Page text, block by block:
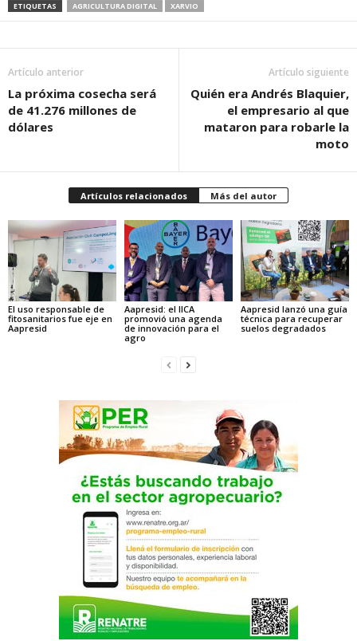
ETIQUETAS AGRICULTURA DIGITAL XARVIO
Artículo anterior
La próxima cosecha será
de 41.276 millones de
dólares
Artículo siguiente
Quién era Andrés Blaquier,
el empresario al que
mataron para robarle la
moto
Artículos relacionados Más del autor
El uso responsable de
fitosanitarios fue eje en
Aapresid
Aapresid: el IICA
promovió una agenda
de innovación para el
agro
Aapresid lanzó una guía
técnica para recuperar
suelos degradados